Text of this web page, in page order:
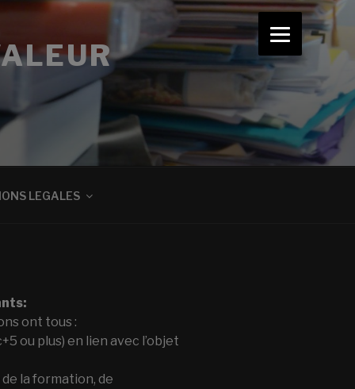
LEGALES
ont tous :
ou plus) en lien avec l’objet
la formation, de